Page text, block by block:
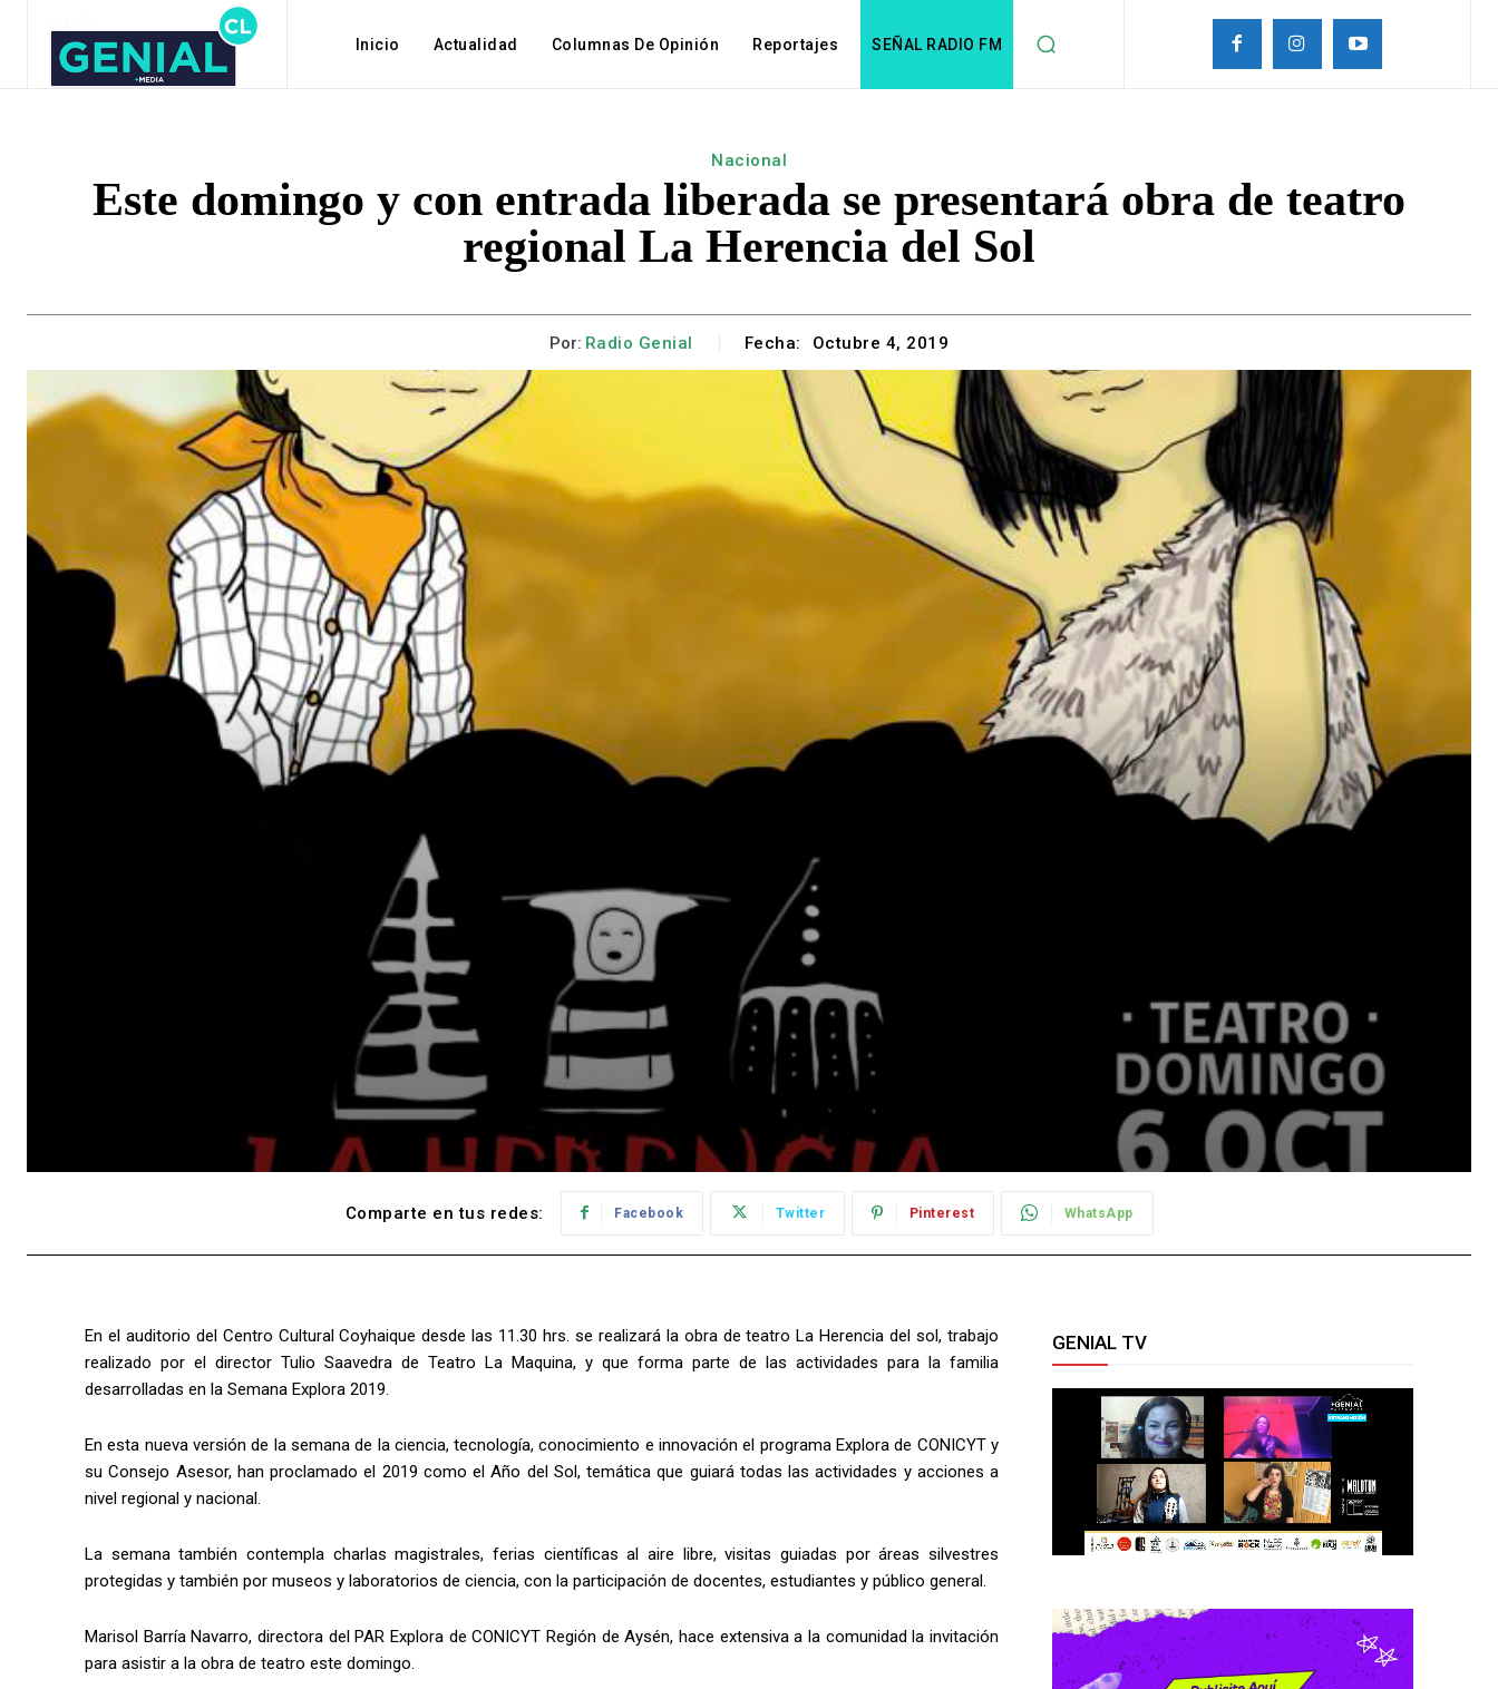
Inicio Actualidad Columnas De Opinión Reportajes SEÑAL RADIO FM
Nacional
Este domingo y con entrada liberada se presentará obra de teatro
regional La Herencia del Sol
Por: Radio Genial Fecha: Octubre 4, 2019
Comparte en tus redes: Facebook Twitter Pinterest WhatsApp
En el auditorio del Centro Cultural Coyhaique desde las 11.30 hrs. se realizará la obra de teatro La Herencia del sol, trabajo
realizado por el director Tulio Saavedra de Teatro La Maquina, y que forma parte de las actividades para la familia
desarrolladas en la Semana Explora 2019.
En esta nueva versión de la semana de la ciencia, tecnología, conocimiento e innovación el programa Explora de CONICYT y
su Consejo Asesor, han proclamado el 2019 como el Año del Sol, temática que guiará todas las actividades y acciones a
nivel regional y nacional.
La semana también contempla charlas magistrales, ferias científicas al aire libre, visitas guiadas por áreas silvestres
protegidas y también por museos y laboratorios de ciencia, con la participación de docentes, estudiantes y público general.
Marisol Barría Navarro, directora del PAR Explora de CONICYT Región de Aysén, hace extensiva a la comunidad la invitación
para asistir a la obra de teatro este domingo.
GENIAL TV